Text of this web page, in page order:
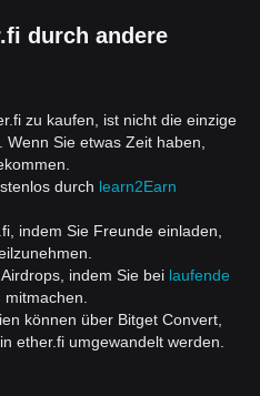
durch andere
zu kaufen, ist nicht die einzige
Sie etwas Zeit haben,
durch learn2Earn
indem Sie Freunde einladen,
indem Sie bei laufende
mitmachen.
können über Bitget Convert,
ether.fi umgewandelt werden.